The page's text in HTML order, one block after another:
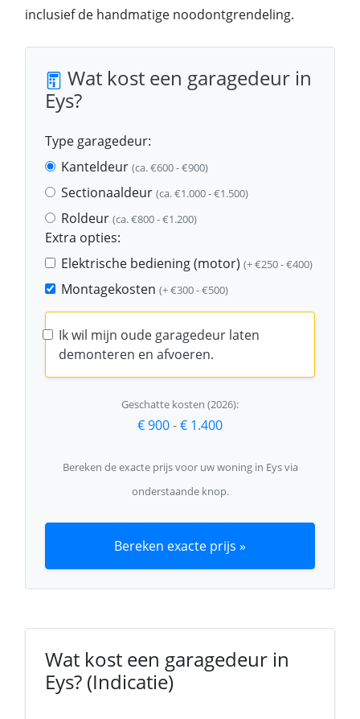
inclusief de handmatige noodontgrendeling.
Wat kost een garagedeur in
Eys?
Type garagedeur:
Kanteldeur (ca. €600 - €900)
Sectionaaldeur (ca. €1.000 - €1.500)
Roldeur (ca. €800 - €1.200)
Extra opties:
Elektrische bediening (motor) (+ €250 - €400)
Montagekosten (+ €300 - €500)
Ik wil mijn oude garagedeur laten
demonteren en afvoeren.
Geschatte kosten (2026):
€ 900-€ 1.400
Bereken de exacte prijs voor uw woning in Eys via
onderstaande knop.
Bereken exacte prijs »
Wat kost een garagedeur in
Eys? (Indicatie)